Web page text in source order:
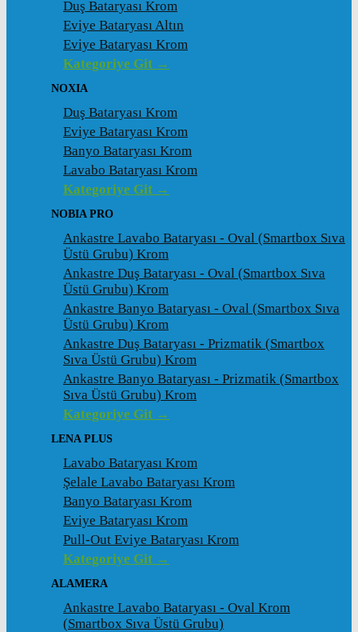
Duş Bataryası Krom
Eviye Bataryası Altın
Eviye Bataryası Krom
Kategoriye Git →
NOXIA
Duş Bataryası Krom
Eviye Bataryası Krom
Banyo Bataryası Krom
Lavabo Bataryası Krom
Kategoriye Git →
NOBIA PRO
Ankastre Lavabo Bataryası - Oval (Smartbox Sıva
Üstü Grubu) Krom
Ankastre Duş Bataryası - Oval (Smartbox Sıva
Üstü Grubu) Krom
Ankastre Banyo Bataryası - Oval (Smartbox Sıva
Üstü Grubu) Krom
Ankastre Duş Bataryası - Prizmatik (Smartbox
Sıva Üstü Grubu) Krom
Ankastre Banyo Bataryası - Prizmatik (Smartbox
Sıva Üstü Grubu) Krom
Kategoriye Git →
LENA PLUS
Lavabo Bataryası Krom
Şelale Lavabo Bataryası Krom
Banyo Bataryası Krom
Eviye Bataryası Krom
Pull-Out Eviye Bataryası Krom
Kategoriye Git →
ALAMERA
Ankastre Lavabo Bataryası - Oval Krom
(Smartbox Sıva Üstü Grubu)